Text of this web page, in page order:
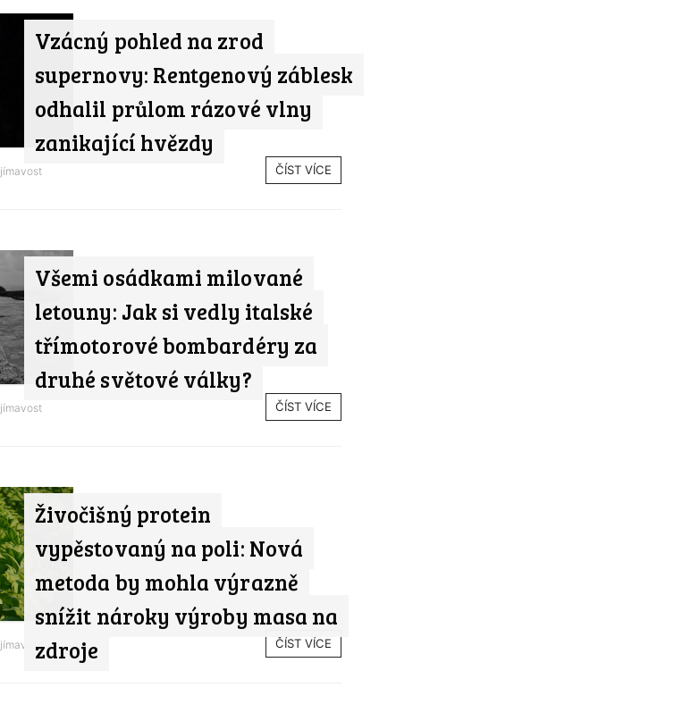
Vzácný pohled na zrod
supernovy: Rentgenový záblesk
odhalil průlom rázové vlny
zanikající hvězdy
ČÍST VÍCE
Všemi osádkami milované
letouny: Jak si vedly italské
třímotorové bombardéry za
druhé světové války?
ČÍST VÍCE
Živočišný protein
vypěstovaný na poli: Nová
metoda by mohla výrazně
snížit nároky výroby masa na
zdroje
ČÍST VÍCE